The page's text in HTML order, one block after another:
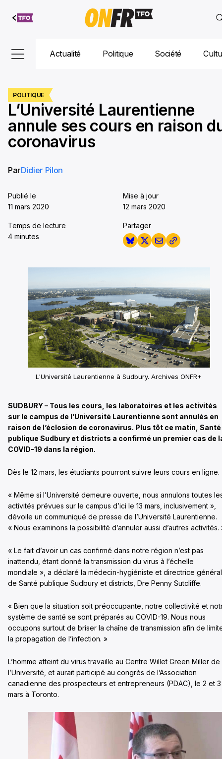
Aller au
contenu
Actualité Politique Société
POLITIQUE
L’Université Laurentienne
annule ses cours en raison
coronavirus
ParDidier Pilon
Publié le
11 mars 2020
Mise à jour
12 mars 2020
Temps de lecture
4 minutes
Partager
L'Université Laurentienne à Sudbury. Archives ONFR+
SUDBURY – Tous les cours, les laboratoires et les activités
sur le campus de l’Université Laurentienne sont annulés en
raison de l’éclosion de coronavirus. Plus tôt ce matin, Santé
publique Sudbury et districts a confirmé un premier cas de
COVID-19 dans la région.
Dès le 12 mars, les étudiants pourront suivre leurs cours en ligne.
« Même si l’Université demeure ouverte, nous annulons toutes
activités prévues sur le campus d’ici le 13 mars, inclusivement »,
dévoile un communiqué de presse de l’Université Laurentienne.
« Nous examinons la possibilité d’annuler aussi d’autres activités.
« Le fait d’avoir un cas confirmé dans notre région n’est pas
inattendu, étant donné la transmission du virus à l’échelle
mondiale », a déclaré la médecin-hygiéniste et directrice
de Santé publique Sudbury et districts, Dre Penny Sutcliffe.
« Bien que la situation soit préoccupante, notre collectivité et
système de santé se sont préparés au COVID-19. Nous nous
occupons surtout de briser la chaîne de transmission afin de
la propagation de l’infection. »
L’homme atteint du virus travaille au Centre Willet Green Miller de
l’Université, et aurait participé au congrès de l’Association
canadienne des prospecteurs et entrepreneurs (PDAC), le 2 et 3
mars à Toronto.